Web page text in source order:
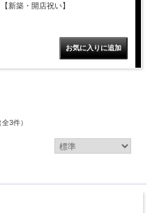
新築・開店祝い】
（全3件）